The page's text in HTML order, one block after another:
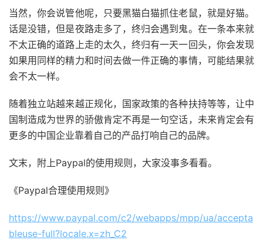
当然，你会说管他呢，只要黑猫白猫抓住老鼠，就是好猫。
话是没错，但是夜路走多了，终归会遇到鬼。在一条本来就
不太正确的道路上走的太久，终归有一天一回头，你会发现
如果用同样的精力和时间去做一件正确的事情，可能结果就
会不太一样。
随着独立站越来越正规化，国家政策的各种扶持等等，让中
国制造成为世界的骄傲肯定不再是一句空话，未来肯定会有
更多的中国企业靠着自己的产品打响自己的品牌。
文末，附上Paypal的使用规则，大家没事多看看。
《Paypal合理使用规则》
https://www.paypal.com/c2/webapps/mpp/ua/accepta
bleuse-full?locale.x=zh_C2